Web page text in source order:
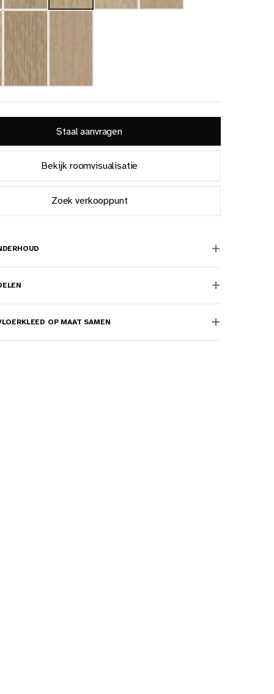
Staal aanvragen
Bekijk roomvisualisatie
Zoek verkooppunt
OP MAAT SAMEN